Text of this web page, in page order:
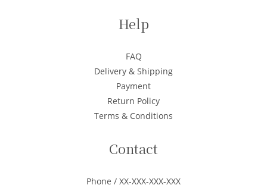
Help
FAQ
Delivery & Shipping
Payment
Return Policy
Terms & Conditions
Contact
Phone / XX-XXX-XXX-XXX